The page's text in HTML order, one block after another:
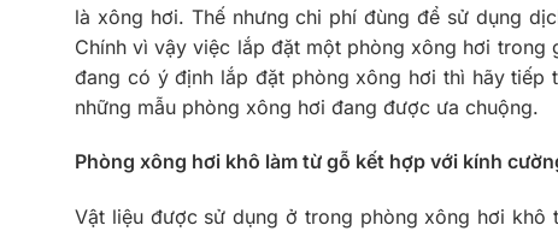
là xông hơi. Thế nhưng chi phí đùng để sử dụng
Chính vì vậy việc lắp đặt một phòng xông hơi trong
đang có ý định lắp đặt phòng xông hơi thì hãy
những mẫu phòng xông hơi đang được ưa chuộng.
Phòng xông hơi khô làm từ gỗ kết hợp với kính
Vật liệu được sử dụng ở trong phòng xông hơi